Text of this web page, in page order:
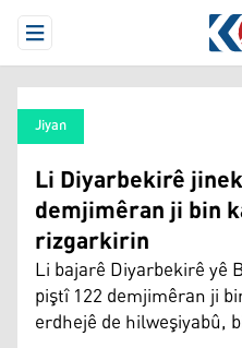
Open Menu
Jiyan
Li Diyarbekirê
demjimêran ji bin
rizgarkirin
Li bajarê Diyarbekirê yê
piştî 122 demjimêran ji
erdhejê de hilweşiyabû,